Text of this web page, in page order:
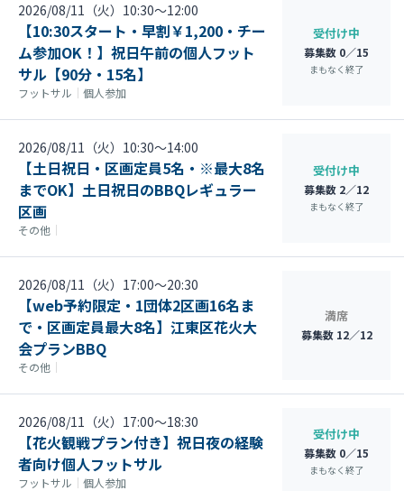
2026/08/11（火）10:30〜12:00
【10:30スタート・早割￥1,200・チー
ム参加OK！】祝日午前の個人フット
サル【90分・15名】
フットサル ｜ 個人参加
受付け中
募集数 0／15
まもなく終了
2026/08/11（火）10:30〜14:00
【土日祝日・区画定員5名・※最大8名
までOK】土日祝日のBBQレギュラー
区画
その他 ｜
受付け中
募集数 2／12
まもなく終了
2026/08/11（火）17:00〜20:30
【web予約限定・1団体2区画16名ま
で・区画定員最大8名】江東区花火大
会プランBBQ
その他 ｜
満席
募集数 12／12
2026/08/11（火）17:00〜18:30
【花火観戦プラン付き】祝日夜の経験
者向け個人フットサル
フットサル ｜ 個人参加
受付け中
募集数 0／15
まもなく終了